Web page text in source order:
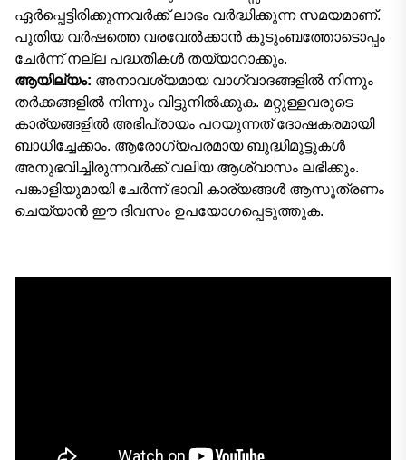
ഏർപ്പെട്ടിരിക്കുന്നവർക്ക് ലാഭം വർദ്ധിക്കുന്ന സമയമാണ്.
പുതിയ വർഷത്തെ വരവേൽക്കാൻ കുടുംബത്തോടൊപ്പം
ചേർന്ന് നല്ല പദ്ധതികൾ തയ്യാറാക്കും.
ആയില്യം: അനാവശ്യമായ വാഗ്വാദങ്ങളിൽ നിന്നും
തർക്കങ്ങളിൽ നിന്നും വിട്ടുനിൽക്കുക. മറ്റുള്ളവരുടെ
കാര്യങ്ങളിൽ അഭിപ്രായം പറയുന്നത് ദോഷകരമായി
ബാധിച്ചേക്കാം. ആരോഗ്യപരമായ ബുദ്ധിമുട്ടുകൾ
അനുഭവിച്ചിരുന്നവർക്ക് വലിയ ആശ്വാസം ലഭിക്കും.
പങ്കാളിയുമായി ചേർന്ന് ഭാവി കാര്യങ്ങൾ ആസൂത്രണം
ചെയ്യാൻ ഈ ദിവസം ഉപയോഗപ്പെടുത്തുക.